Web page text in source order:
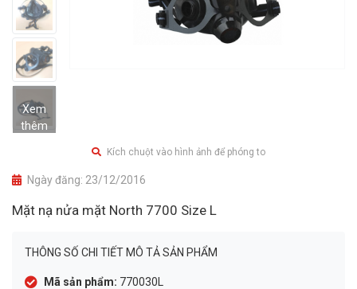
Xem
thêm
Kích chuột vào hình ảnh để phóng to
Ngày đăng: 23/12/2016
Mặt nạ nửa mặt North 7700 Size L
THÔNG SỐ CHI TIẾT MÔ TẢ SẢN PHẨM
Mã sản phẩm: 770030L